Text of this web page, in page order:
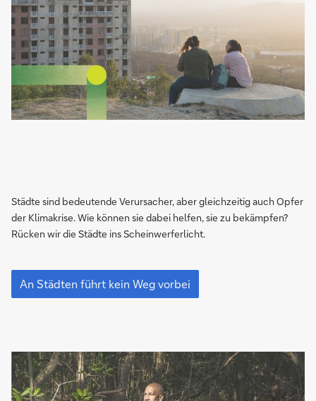
Städte sind bedeutende Verursacher, aber gleichzeitig auch Opfer
der Klimakrise. Wie können sie dabei helfen, sie zu bekämpfen?
Rücken wir die Städte ins Scheinwerferlicht.
Cities
answers
to
An Städten führt kein Weg vorbei